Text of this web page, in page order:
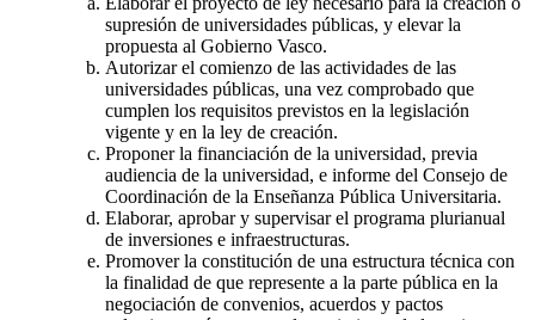
supresión de universidades públicas, y elevar la
propuesta al Gobierno Vasco.
Autorizar el comienzo de las actividades de las
universidades públicas, una vez comprobado que
cumplen los requisitos previstos en la legislación
vigente y en la ley de creación.
Proponer la financiación de la universidad, previa
audiencia de la universidad, e informe del Consejo de
Coordinación de la Enseñanza Pública Universitaria.
Elaborar, aprobar y supervisar el programa plurianual
de inversiones e infraestructuras.
Promover la constitución de una estructura técnica con
la finalidad de que represente a la parte pública en la
negociación de convenios, acuerdos y pactos